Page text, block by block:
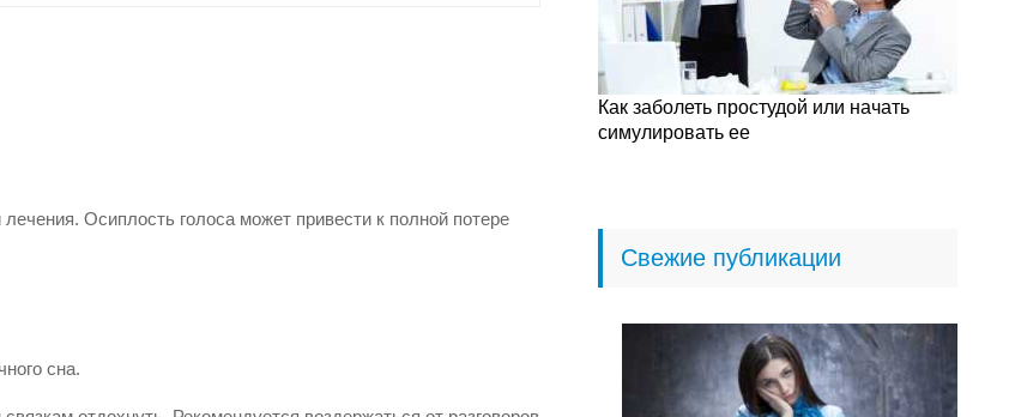
Осиплость голоса может привести к полной потере
сна.
Как заболеть простудой или начать
симулировать ее
Свежие публикации